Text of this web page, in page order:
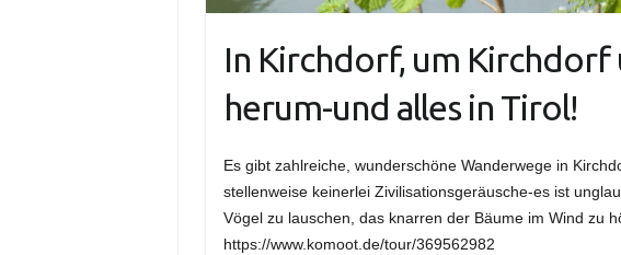
In Kirchdorf, um
herum-und alles in Tirol!
Es gibt zahlreiche, wunderschöne Wanderwege in
stellenweise keinerlei Zivilisationsgeräusche-es ist
Vögel zu lauschen, das knarren der Bäume im Wind zu
https://www.komoot.de/tour/369562982